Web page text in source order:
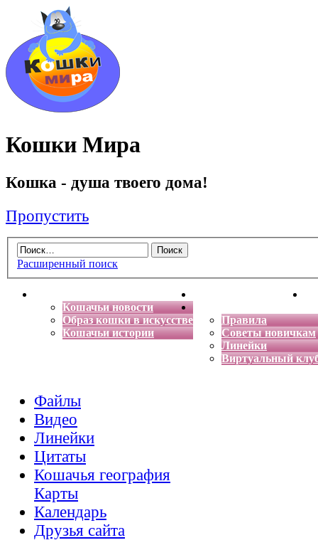
Кошки Мира
Кошка - душа твоего дома!
Пропустить
Расширенный поиск
Кошачьи новости
Образ кошки в искусстве
Кошачьи истории
Энциклопедия кошек
Правила
Советы новичкам
Линейки
Виртуальный
Файлы
Видео
Линейки
Цитаты
Кошачья география
Карты
Календарь
Друзья сайта